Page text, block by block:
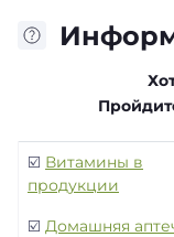
☑️ Витамины в
продукции
☑️ Домашняя